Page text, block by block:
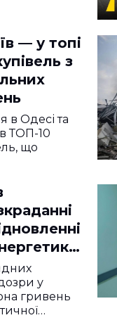
— у топі
з
в Одесі та
ТОП-10
що
у
гривень